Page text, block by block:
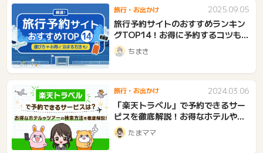
旅行・お出かけ 2025.09.05
旅行予約サイトのおすすめランキン
グTOP14！お得に予約するコツも
紹介ちまき
旅行・お出かけ 2024.03.06
「楽天トラベル」で予約できるサー
ビスを徹底解説！お得なホテルやツ
アーの検索方法は？
たまママ